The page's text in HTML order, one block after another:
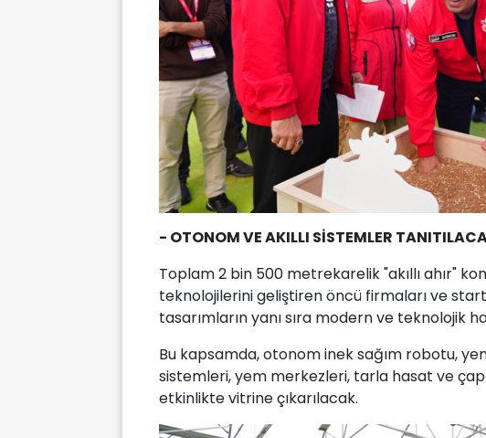
- OTONOM VE AKILLI SİSTEMLER
Toplam 2 bin 500 metrekarelik "akıllı ahır"
teknolojilerini geliştiren öncü firmaları ve
tasarımların yanı sıra modern ve teknolojik
Bu kapsamda, otonom inek sağım robotu,
sistemleri, yem merkezleri, tarla hasat ve
etkinlikte vitrine çıkarılacak.